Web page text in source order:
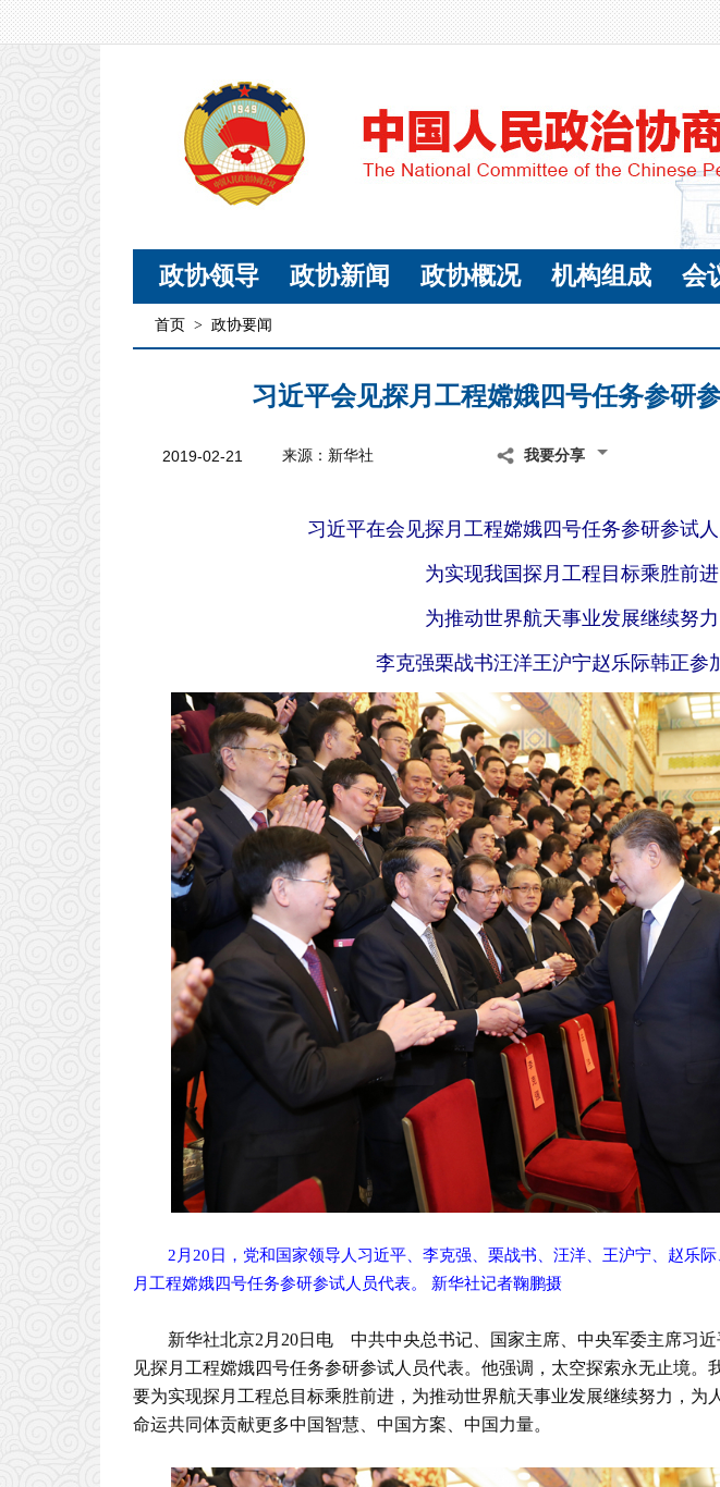
政协领导 政协新闻 政协概况 机构组成 会
首页 > 政协要闻
习近平会见探月工程嫦娥四号任务参研
2019-02-21 来源：新华社 我要分享
习近平在会见探月工程嫦娥四号任务参研参试
为实现我国探月工程目标乘胜前进
为推动世界航天事业发展继续努力
李克强栗战书汪洋王沪宁赵乐际韩正参
2月20日，党和国家领导人习近平、李克强、栗战书、汪洋、王沪宁、赵乐
月工程嫦娥四号任务参研参试人员代表。 新华社记者鞠鹏摄
新华社北京2月20日电 中共中央总书记、国家主席、中央军委主席习
见探月工程嫦娥四号任务参研参试人员代表。他强调，太空探索永无止境。
要为实现探月工程总目标乘胜前进，为推动世界航天事业发展继续努力，为
命运共同体贡献更多中国智慧、中国方案、中国力量。